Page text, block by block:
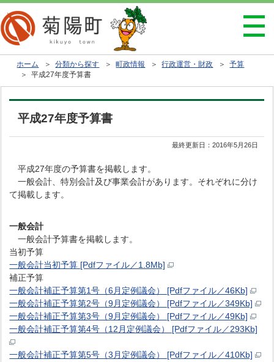
ホーム ＞分類から探す ＞町政情報 ＞行政運営・財政 ＞予算
＞ 平成27年度予算書
平成27年度予算書
最終更新日：2016年5月26日
平成27年度の予算書を掲載します。
一般会計、特別会計及び事業会計があります。それぞれに分け
て掲載します。
一般会計
一般会計予算書を掲載します。
当初予算
一般会計当初予算 [Pdfファイル／1.8Mb]
補正予算
一般会計補正予算第1号（6月定例議会） [Pdfファイル／46Kb]
一般会計補正予算第2号（9月定例議会） [Pdfファイル／349Kb]
一般会計補正予算第3号（9月定例議会） [Pdfファイル／49Kb]
一般会計補正予算第4号（12月定例議会） [Pdfファイル／293Kb]
一般会計補正予算第5号（3月定例議会） [Pdfファイル／410Kb]